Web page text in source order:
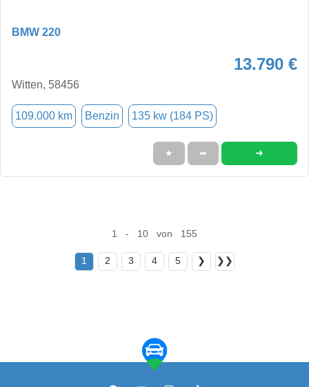
BMW 220
13.790 €
Witten, 58456
109.000 km Benzin 135 kw (184 PS)
★ ➦ ➜
1 - 10 von 155
1 2 3 4 5 ❯ ❯❯